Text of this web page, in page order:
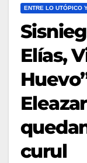
ENTRE LO UTÓPICO
Elías,
curul